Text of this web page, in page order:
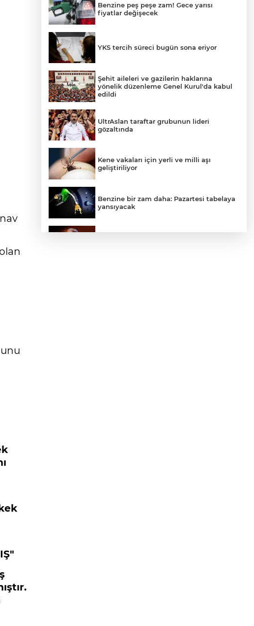
Benzine peş peşe zam! Gece yarısı
fiyatlar değişecek
YKS tercih süreci bugün sona eriyor
Şehit aileleri ve gazilerin haklarına
yönelik düzenleme Genel Kurul'da kabul
edildi
UltrAslan taraftar grubunun lideri
gözaltında
Kene vakaları için yerli ve milli aşı
geliştiriliyor
Benzine bir zam daha: Pazartesi tabelaya
yansıyacak